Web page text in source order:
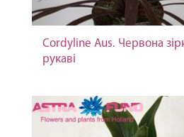
Cordyline Aus. Червона
рукаві